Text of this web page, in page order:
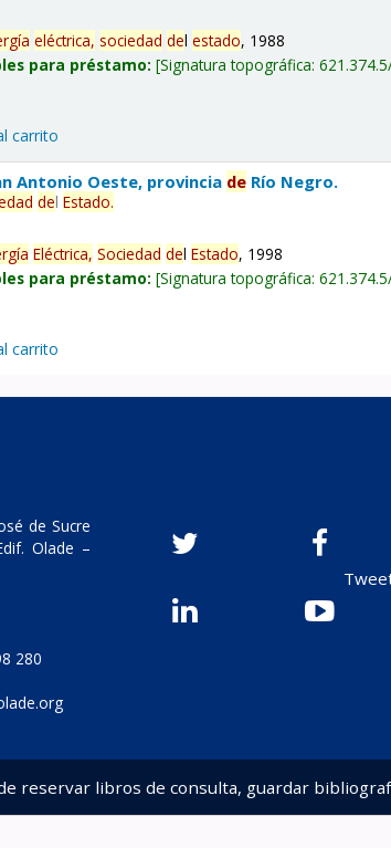
eléctrica, sociedad delestado, 1988
para préstamo: Signatura topográfica:
carrito
Antonio Oeste, provincia de Río Negro.
delEstado.
Eléctrica, Sociedad delEstado, 1998
para préstamo: Signatura topográfica:
carrito
de Sucre
Olade –
280
reservar libros de consulta, guardar